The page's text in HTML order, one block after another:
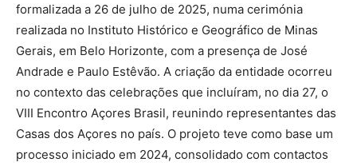
formalizada a 26 de julho de 2025, numa cerimónia
realizada no Instituto Histórico e Geográfico de Minas
Gerais, em Belo Horizonte, com a presença de José
Andrade e Paulo Estêvão. A criação da entidade ocorreu
no contexto das celebrações que incluíram, no dia 27, o
VIII Encontro Açores Brasil, reunindo representantes das
Casas dos Açores no país. O projeto teve como base um
processo iniciado em 2024, consolidado com contactos